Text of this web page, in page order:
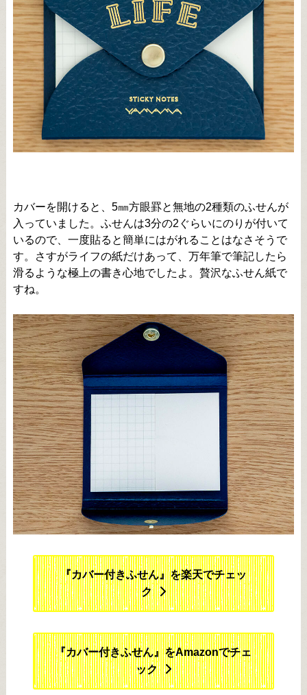
カバーを開けると、5㎜方眼罫と無地の2種類のふせんが
入っていました。ふせんは3分の2ぐらいにのりが付いて
いるので、一度貼ると簡単にはがれることはなさそうで
す。さすがライフの紙だけあって、万年筆で筆記したら
滑るような極上の書き心地でしたよ。贅沢なふせん紙で
すね。
『カバー付きふせん』を楽天でチェッ
ク
『カバー付きふせん』をAmazonでチェ
ック